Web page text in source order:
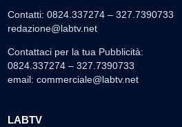
Contatti: 0824.337274 – 327.7390733
redazione@labtv.net
Contattaci per la tua Pubblicità:
0824.337274 – 327.7390733
email: commerciale@labtv.net
LABTV